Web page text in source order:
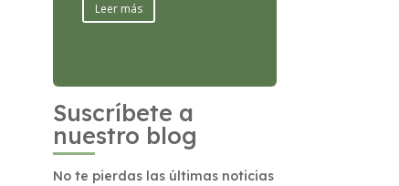
Leer más
Suscríbete a
nuestro blog
No te pierdas las últimas noticias